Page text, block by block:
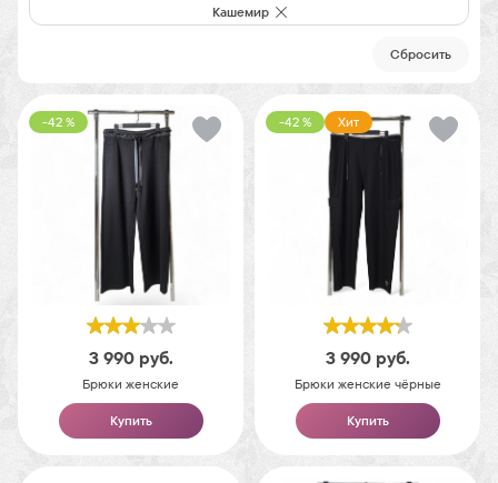
Кашемир
Cбросить
-42 %
3 990 руб.
Брюки женские
Купить
-42 % Хит
3 990 руб.
Брюки женские чёрные
Купить